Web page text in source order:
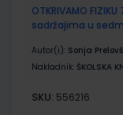
OTKRIVAMO
sadržajima u
Autor(i): Sonja
Nakladnik: ŠKOLSKA
SKU: 556216